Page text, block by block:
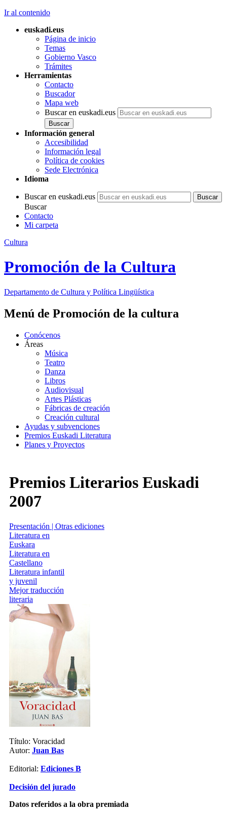
Ir al contenido
euskadi.eus
Página de inicio
Temas
Gobierno Vasco
Trámites
Herramientas
Contacto
Buscador
Mapa web
Buscar en euskadi.eus
Información general
Accesibilidad
Información legal
Política de cookies
Sede Electrónica
Idioma
Buscar en euskadi.eus
Buscar
Contacto
Mi carpeta
Cultura
Promoción de la Cultura
Departamento de Cultura y Política Lingüística
Menú de Promoción de la cultura
Conócenos
Áreas
Música
Teatro
Danza
Libros
Audiovisual
Artes Plásticas
Fábricas de creación
Creación cultural
Ayudas y subvenciones
Premios Euskadi Literatura
Planes y Proyectos
Premios Literarios Euskadi
2007
Presentación | Otras ediciones
Literatura en
Euskara
Literatura en
Castellano
Literatura infantil
y juvenil
Mejor traducción
literaria
Título: Voracidad
Autor: Juan Bas
Editorial: Ediciones B
Decisión del jurado
Datos referidos a la obra premiada